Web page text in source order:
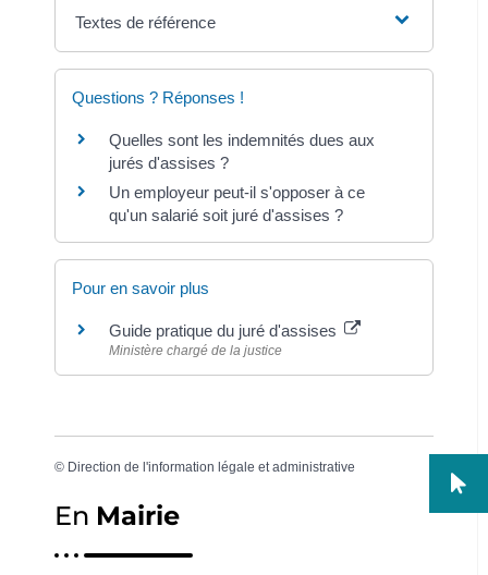
Textes de référence
Questions ? Réponses !
Quelles sont les indemnités dues aux
jurés d'assises ?
Un employeur peut-il s'opposer à ce
qu'un salarié soit juré d'assises ?
Pour en savoir plus
Guide pratique du juré d'assises
Ministère chargé de la justice
© Direction de l'information légale et administrative
En Mairie